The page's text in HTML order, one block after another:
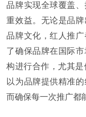
品牌实现全球覆盖
重效益。无论是品
品牌文化，红人推
了确保品牌在国际
构进行合作，尤其是
以为品牌提供精准
而确保每一次推广都